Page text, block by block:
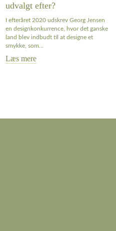
udvalgt efter?
I efteråret 2020 udskrev Georg Jensen
en designkonkurrence, hvor det ganske
land blev indbudt til at designe et
smykke, som...
Læs mere